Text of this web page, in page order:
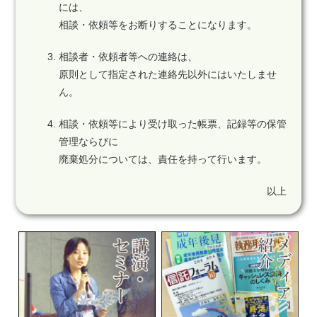
には、
相談・依頼等をお断りすることになります。
相談者・依頼者等への連絡は、
原則として指定された連絡先以外にはいたしませ
ん。
相談・依頼等により受け取った帳票、記録等の保管
管理ならびに
廃棄処分については、責任を持って行います。
以上